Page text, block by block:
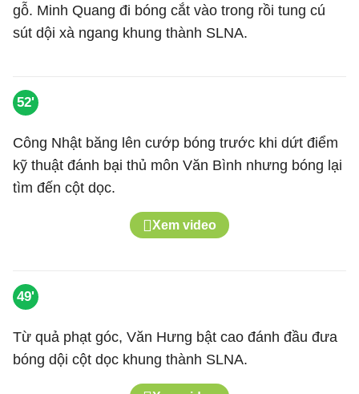
gỗ. Minh Quang đi bóng cắt vào trong rồi tung cú
sút dội xà ngang khung thành SLNA.
52'
Công Nhật băng lên cướp bóng trước khi dứt điểm
kỹ thuật đánh bại thủ môn Văn Bình nhưng bóng lại
tìm đến cột dọc.
Xem video
49'
Từ quả phạt góc, Văn Hưng bật cao đánh đầu đưa
bóng dội cột dọc khung thành SLNA.